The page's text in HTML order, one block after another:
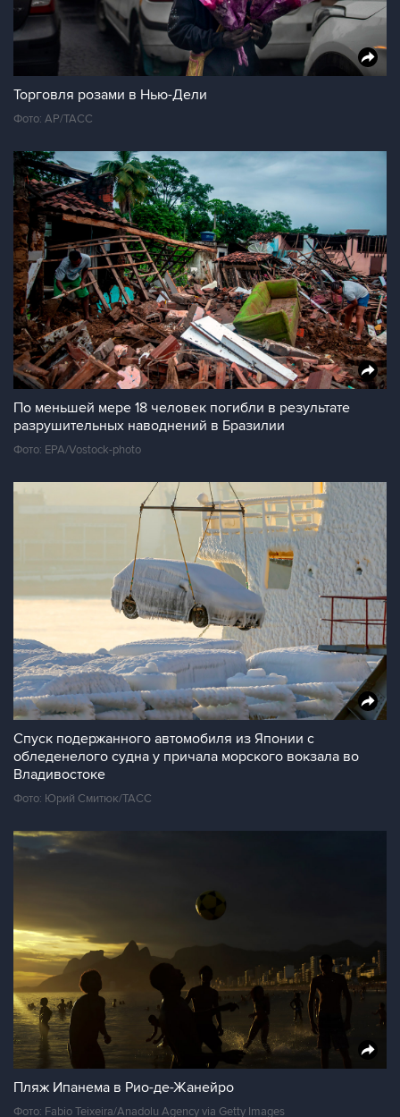
Торговля розами в Нью-Дели
Фото: АР/ТАСС
По меньшей мере 18 человек погибли в результате
разрушительных наводнений в Бразилии
Фото: EPA/Vostock-photo
Спуск подержанного автомобиля из Японии с
обледенелого судна у причала морского вокзала во
Владивостоке
Фото: Юрий Смитюк/ТАСС
Пляж Ипанема в Рио-де-Жанейро
Фото: Fabio Teixeira/Anadolu Agency via Getty Images